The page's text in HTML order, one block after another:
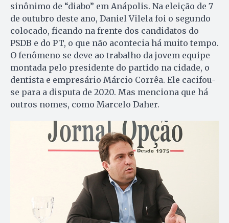
sinônimo de “diabo” em Anápolis. Na eleição de 7
de outubro deste ano, Daniel Vilela foi o segundo
colocado, ficando na frente dos candidatos do
PSDB e do PT, o que não acontecia há muito tempo.
O fenômeno se deve ao trabalho da jovem equipe
montada pelo presidente do partido na cidade, o
dentista e empresário Márcio Corrêa. Ele cacifou-
se para a disputa de 2020. Mas menciona que há
outros nomes, como Marcelo Daher.